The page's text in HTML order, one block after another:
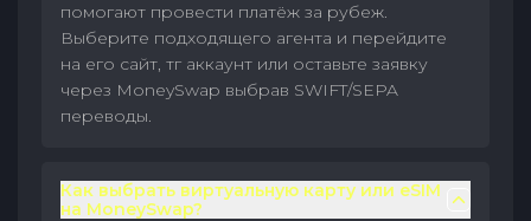
помогают провести платёж за рубеж.
Выберите подходящего агента и перейдите
на его сайт, тг аккаунт или оставьте заявку
через MoneySwap выбрав SWIFT/SEPA
переводы.
Как выбрать виртуальную карту или eSIM
на MoneySwap?